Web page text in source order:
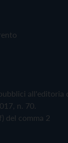
all'editoria
n. 70.
del comma 2